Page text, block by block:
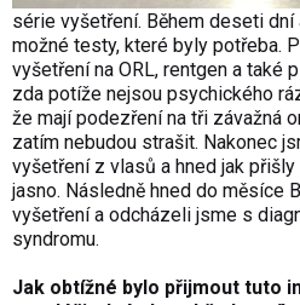
série vyšetření. Během deseti
možné testy, které byly potřeba.
vyšetření na ORL, rentgen a také
zda potíže nejsou psychického
že mají podezření na tři závažná
zatím nebudou strašit. Nakonec
vyšetření z vlasů a hned jak
jasno. Následně hned do měsíce
vyšetření a odcházeli jsme s
syndromu.
Jak obtížné bylo přijmout tuto